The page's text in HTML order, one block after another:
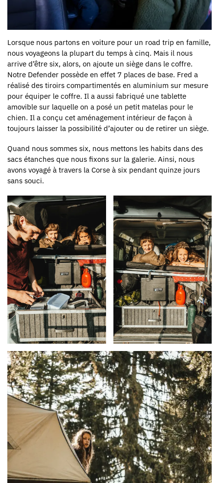
Lorsque nous partons en voiture pour un road trip en famille,
nous voyageons la plupart du temps à cinq. Mais il nous
arrive d’être six, alors, on ajoute un siège dans le coffre.
Notre Defender possède en effet 7 places de base. Fred a
réalisé des tiroirs compartimentés en aluminium sur mesure
pour équiper le coffre. Il a aussi fabriqué une tablette
amovible sur laquelle on a posé un petit matelas pour le
chien. Il a conçu cet aménagement intérieur de façon à
toujours laisser la possibilité d’ajouter ou de retirer un siège.
Quand nous sommes six, nous mettons les habits dans des
sacs étanches que nous fixons sur la galerie. Ainsi, nous
avons voyagé à travers la Corse à six pendant quinze jours
sans souci.